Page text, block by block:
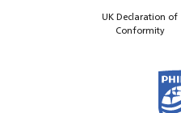
UK Declaration of
Conformity